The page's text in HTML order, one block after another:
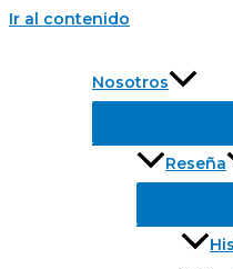
Ir al contenido
Nosotros
Reseña